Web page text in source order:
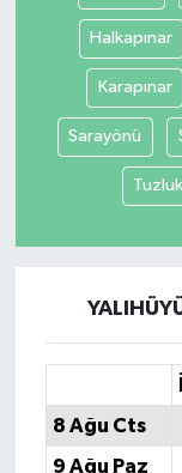
Halkapınar
Karapınar
Sarayönü
8 Ağu Cts
9 Ağu Paz